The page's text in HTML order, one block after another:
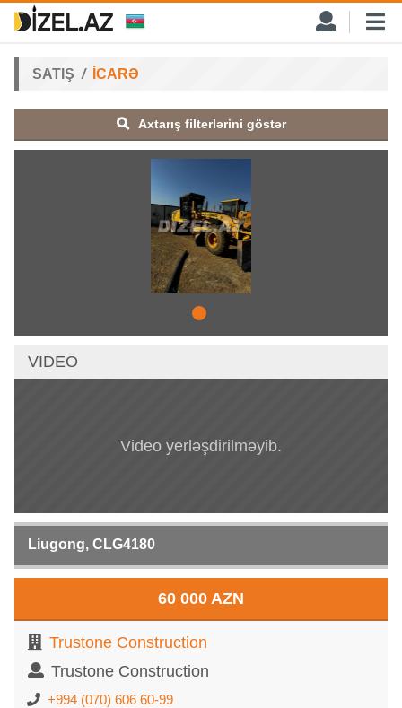
SATIŞ İCARƏ
Axtarış filterlərini göstər
VIDEO
Video yerləşdirilməyib.
Liugong, CLG4180
60 000 AZN
Trustone Construction
Trustone Construction
+994 (070) 606 60-99